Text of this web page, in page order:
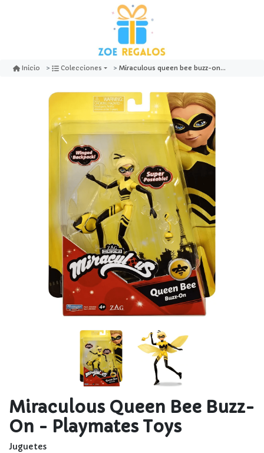
Inicio Colecciones Miraculous queen bee buzz-on - playmates toys
Miraculous Queen Bee Buzz-
On - Playmates Toys
Juguetes